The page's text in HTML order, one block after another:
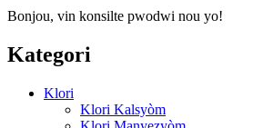
Bonjou, vin konsilte pwodwi nou yo!
Kategori
Klori
Klori Kalsyòm